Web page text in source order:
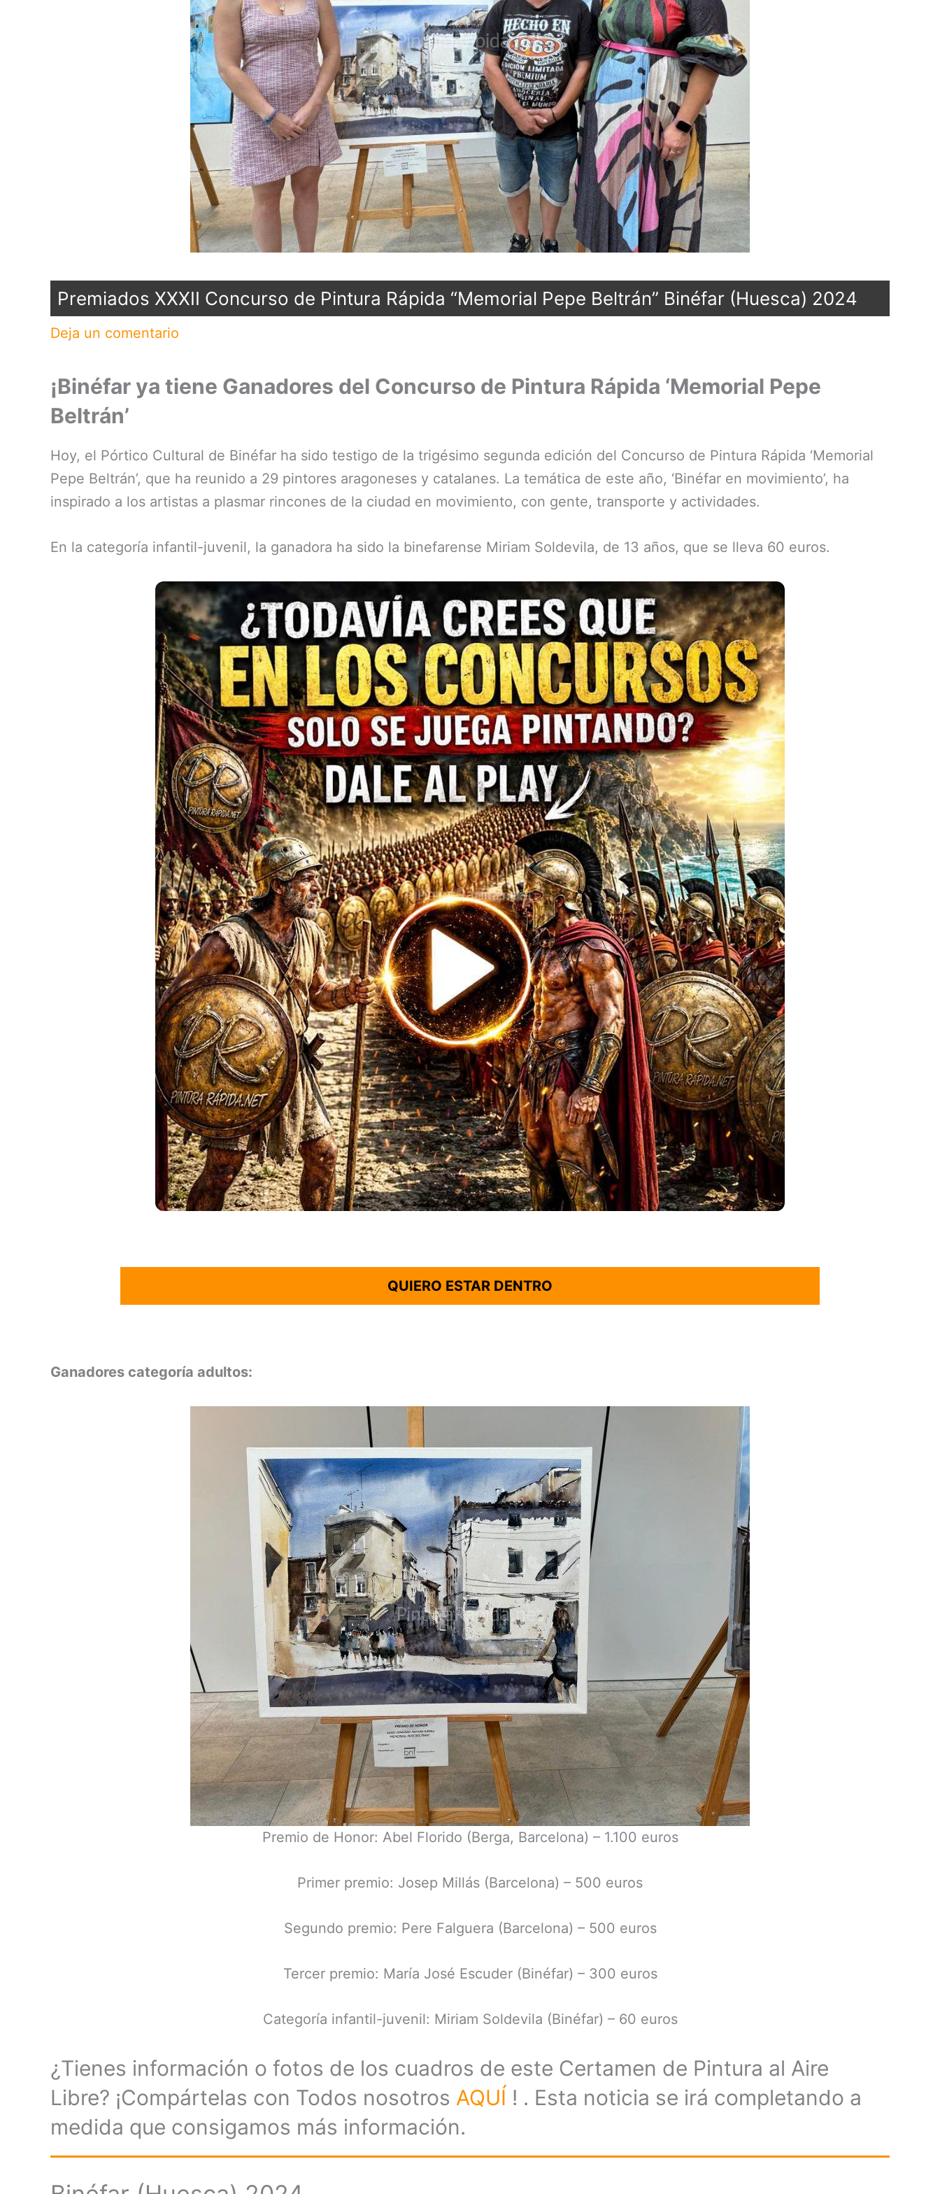
Premiados XXXII Concurso de Pintura Rápida “Memorial Pepe Beltrán” Binéfar (Huesca) 2024
Deja un comentario
¡Binéfar ya tiene Ganadores del Concurso de Pintura Rápida ‘Memorial Pepe
Beltrán’
Hoy, el Pórtico Cultural de Binéfar ha sido testigo de la trigésimo segunda edición del Concurso de Pintura Rápida ‘Memorial
Pepe Beltrán’, que ha reunido a 29 pintores aragoneses y catalanes. La temática de este año, ‘Binéfar en movimiento’, ha
inspirado a los artistas a plasmar rincones de la ciudad en movimiento, con gente, transporte y actividades.
En la categoría infantil-juvenil, la ganadora ha sido la binefarense Miriam Soldevila, de 13 años, que se lleva 60 euros.
QUIERO ESTAR DENTRO
Ganadores categoría adultos:
Premio de Honor: Abel Florido (Berga, Barcelona) – 1.100 euros
Primer premio: Josep Millás (Barcelona) – 500 euros
Segundo premio: Pere Falguera (Barcelona) – 500 euros
Tercer premio: María José Escuder (Binéfar) – 300 euros
Categoría infantil-juvenil: Miriam Soldevila (Binéfar) – 60 euros
¿Tienes información o fotos de los cuadros de este Certamen de Pintura al Aire
Libre? ¡Compártelas con Todos nosotros AQUÍ ! . Esta noticia se irá completando a
medida que consigamos más información.